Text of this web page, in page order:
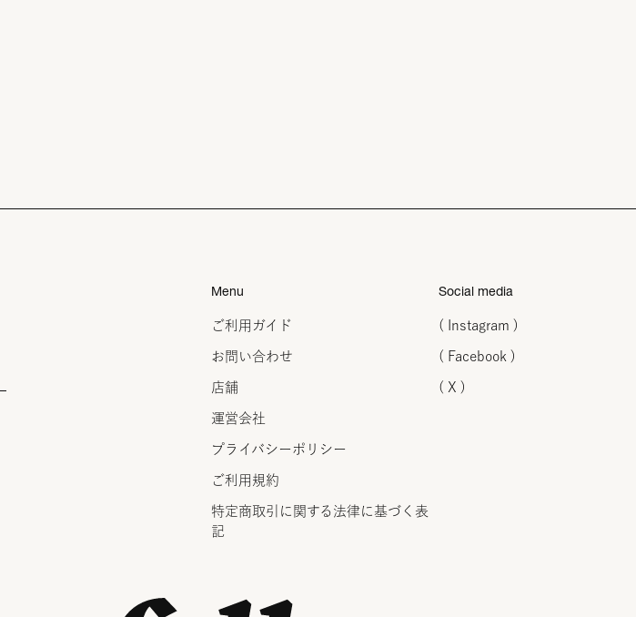
Menu
ご利用ガイド
お問い合わせ
店舗
運営会社
プライバシーポリシー
ご利用規約
特定商取引に関する法律に 基づく表
記
Social media
( Instagram )
( Facebook )
( X )